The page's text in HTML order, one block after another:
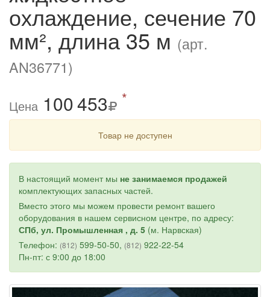
охлаждение, сечение 70
мм², длина 35 м (арт.
AN36771)
Цена 100453 *
Товар не доступен
В настоящий момент мы не занимаемся продажей
комплектующих запасных частей.
Вместо этого мы можем провести ремонт вашего
оборудования в нашем сервисном центре, по адресу:
СПб, ул. Промышленная , д. 5 (м. Нарвская)
Телефон: (812) 599-50-50, (812) 922-22-54
Пн-пт: с 9:00 до 18:00